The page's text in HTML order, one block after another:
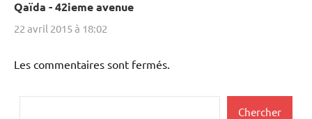
Qaïda - 42ieme avenue
22 avril 2015 à 18:02
Les commentaires sont fermés.
Chercher